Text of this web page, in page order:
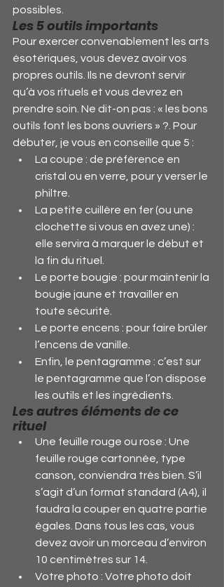
possibles.
Les 5 outils importants
Pour exercer convenablement les arts
ésotériques, vous devez avoir vos
propres outils. Ils ne devront servir
qu’à vos rituels et vous devrez en
prendre soin. Ne dit-on pas : « les bons
outils font les bons ouvriers » ?. Pour
débuter, je vous en conseille que 5 :
La coupe : de préférence en
cristal ou en verre, pour y verser le
philtre.
La petite cuillère en fer (ou une
clochette si vous en avez une) :
elle servira à marquer le début et
la fin du rituel.
Le porte bougie : pour maintenir la
bougie jaune et travailler en
toute sécurité.
Le porte encens : pour faire brûler
l’encens de vanille.
Enfin, le pentagramme : c’est sur
le pentagramme que l’on dispose
les outils et les ingrédients.
Les autres éléments de ce
rituel
Une feuille rouge ou rose : Une
feuille rouge cartonnée, type
canson, conviendra très bien. S’il
s’agit d’un format standard (A4), il
faudra la couper en quatre partie
égales. Dans tous les cas, vous
devez avoir un morceau d’environ
10 centimètres sur 14.
Votre photo : Votre photo doit